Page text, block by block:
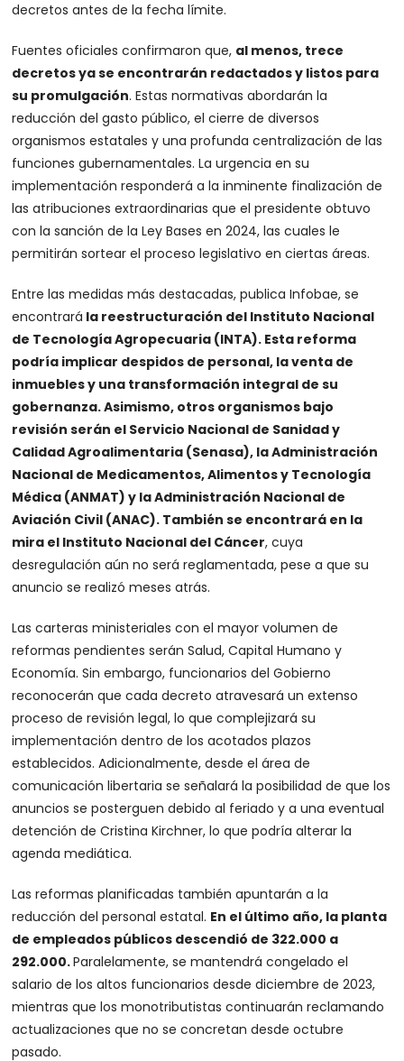
decretos antes de la fecha límite.
Fuentes oficiales confirmaron que, al menos, trece
decretos ya se encontrarán redactados y listos para
su promulgación. Estas normativas abordarán la
reducción del gasto público, el cierre de diversos
organismos estatales y una profunda centralización de las
funciones gubernamentales. La urgencia en su
implementación responderá a la inminente finalización de
las atribuciones extraordinarias que el presidente obtuvo
con la sanción de la Ley Bases en 2024, las cuales le
permitirán sortear el proceso legislativo en ciertas áreas.
Entre las medidas más destacadas, publica Infobae, se
encontrará la reestructuración del Instituto Nacional
de Tecnología Agropecuaria (INTA). Esta reforma
podría implicar despidos de personal, la venta de
inmuebles y una transformación integral de su
gobernanza. Asimismo, otros organismos bajo
revisión serán el Servicio Nacional de Sanidad y
Calidad Agroalimentaria (Senasa), la Administración
Nacional de Medicamentos, Alimentos y Tecnología
Médica (ANMAT) y la Administración Nacional de
Aviación Civil (ANAC). También se encontrará en la
mira el Instituto Nacional del Cáncer, cuya
desregulación aún no será reglamentada, pese a que su
anuncio se realizó meses atrás.
Las carteras ministeriales con el mayor volumen de
reformas pendientes serán Salud, Capital Humano y
Economía. Sin embargo, funcionarios del Gobierno
reconocerán que cada decreto atravesará un extenso
proceso de revisión legal, lo que complejizará su
implementación dentro de los acotados plazos
establecidos. Adicionalmente, desde el área de
comunicación libertaria se señalará la posibilidad de que los
anuncios se posterguen debido al feriado y a una eventual
detención de Cristina Kirchner, lo que podría alterar la
agenda mediática.
Las reformas planificadas también apuntarán a la
reducción del personal estatal. En el último año, la planta
de empleados públicos descendió de 322.000 a
292.000.Paralelamente, se mantendrá congelado el
salario de los altos funcionarios desde diciembre de 2023,
mientras que los monotributistas continuarán reclamando
actualizaciones que no se concretan desde octubre
pasado.